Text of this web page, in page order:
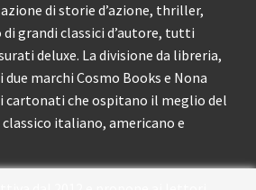
di storie d’azione, thriller,
grandi classici d’autore, tutti
deluxe. La divisione da libreria,
marchi Cosmo Books e Nona
cartonati che ospitano il meglio del
italiano, americano e